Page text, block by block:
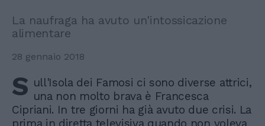
La naufraga ha avuto un'intossicazione
alimentare
28 gennaio 2018
S ull'Isola dei Famosi ci sono diverse attrici,
una non molto brava è Francesca
Cipriani. In tre giorni ha già avuto due crisi. La
prima in diretta televisiva quando non voleva